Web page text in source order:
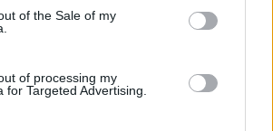
of the Sale of my
of processing my
for Targeted Advertising.
tartalmazza:
cikkarchívum
BÉT elmúlt 2 év napon belüli